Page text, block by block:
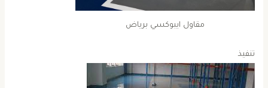
مقاول ايبوكسي برياض
تنفيذ